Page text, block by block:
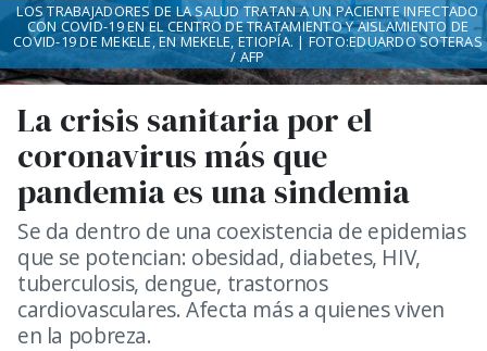
La crisis sanitaria por el
coronavirus más que
pandemia es una sindemia
Se da dentro de una coexistencia de epidemias
que se potencian: obesidad, diabetes, HIV,
tuberculosis, dengue, trastornos
cardiovasculares. Afecta más a quienes viven
en la pobreza.
LOS TRABAJADORES DE LA SALUD TRATAN A UN PACIENTE INFECTADO
CON COVID-19 EN EL CENTRO DE TRATAMIENTO Y AISLAMIENTO DE
COVID-19 DE MEKELE, EN MEKELE, ETIOPÍA. | FOTO:EDUARDO SOTERAS
/ AFP